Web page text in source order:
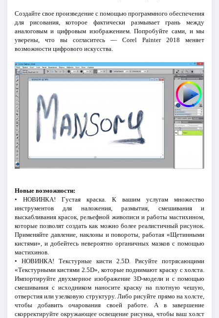
Создайте свое произведение с помощью программного обеспечения
для рисования, которое фактически размывает грань между
аналоговым и цифровым изображением. Попробуйте сами, и мы
уверены, что вы согласитесь — Corel Painter 2018 меняет
возможности цифрового искусства.
Новые возможности:
• НОВИНКА! Густая краска. К вашим услугам множество
инструментов для наложения, размытия, смешивания и
выскабливания красок, рельефной живописи и работы мастихином,
которые позволят создать как можно более реалистичный рисунок.
Применяйте давление, наклоны и повороты, работая «Щетинными
кистями», и добейтесь невероятно органичных мазков с помощью
мастихинов.
• НОВИНКА! Текстурные кисти 2.5D. Рисуйте потрясающими
«Текстурными кистями 2.5D», которые поднимают краску с холста.
Импортируйте двухмерное изображение 3D-модели и с помощью
смешивания с исходником наносите краску на плотную чешую,
отверстия или узелковую структуру. Либо рисуйте прямо на холсте,
чтобы добавить очарования своей работе. А в завершение
скорректируйте окружающее освещение рисунка, чтобы ваш холст